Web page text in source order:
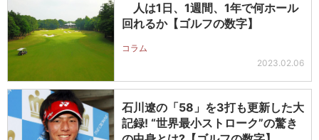
人は1日、1週間、1年で何ホール
回れるか【ゴルフの数字】
コラム
2023.02.06
石川遼の「58」を3打も更新した大
記録! “世界最小ストローク”の驚き